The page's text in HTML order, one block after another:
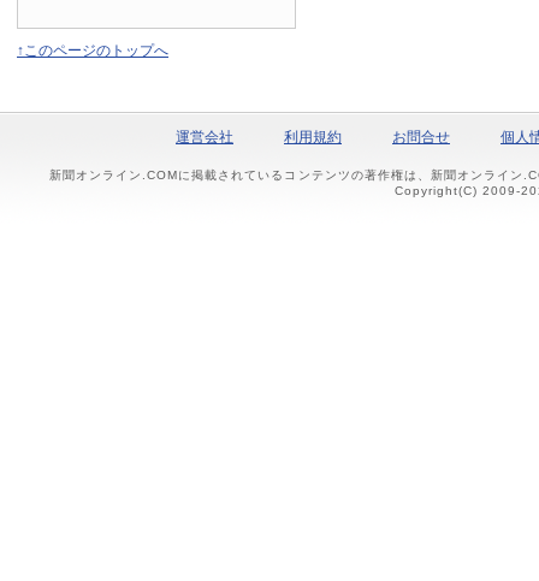
↑このページのトップへ
運営会社 利用規約 お問合せ 個人
新聞オンライン.COMに掲載されているコンテンツの著作権は、新聞オンライン
Copyright(C) 2009-